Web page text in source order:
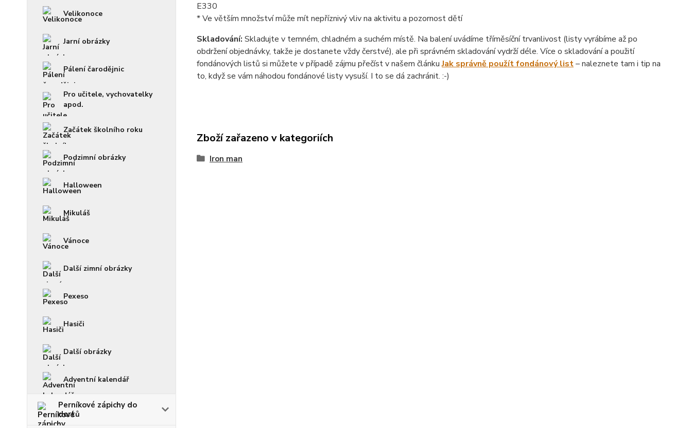
Velikonoce
Jarní obrázky
Pálení čarodějnic
Pro učitele, vychovatelky
apod.
Začátek školního roku
Podzimní obrázky
Halloween
Mikuláš
Vánoce
Další zimní obrázky
Pexeso
Hasiči
Další obrázky
Adventní kalendář
Perníkové zápichy do
dortů
E330
* Ve větším množství může mít nepříznivý vliv na aktivitu a pozornost dětí
Skladování: Skladujte v temném, chladném a suchém místě. Na balení uvádíme tříměsíční trvanlivost (listy vyrábíme až po
obdržení objednávky, takže je dostanete vždy čerstvé), ale při správném skladování vydrží déle. Více o skladování a použití
fondánových listů si můžete v případě zájmu přečíst v našem článkuJak správně použít fondánový list– naleznete tam i tip na
to, když se vám náhodou fondánové listy vysuší. I to se dá zachránit. :-)
Zboží zařazeno v kategoriích
Iron man